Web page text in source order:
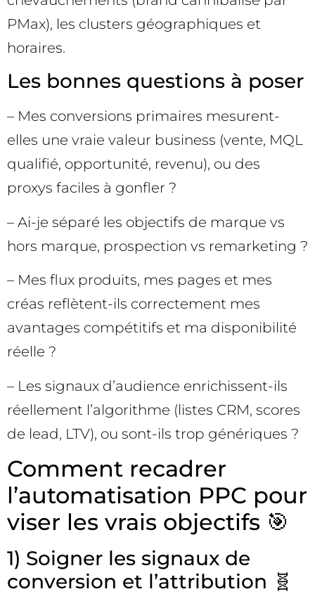
PMax), les clusters géographiques et
horaires.
Les bonnes questions à poser
– Mes conversions primaires mesurent-
elles une vraie valeur business (vente, MQL
qualifié, opportunité, revenu), ou des
proxys faciles à gonfler ?
– Ai-je séparé les objectifs de marque vs
hors marque, prospection vs remarketing ?
– Mes flux produits, mes pages et mes
créas reflètent-ils correctement mes
avantages compétitifs et ma disponibilité
réelle ?
– Les signaux d’audience enrichissent-ils
réellement l’algorithme (listes CRM, scores
de lead, LTV), ou sont-ils trop génériques ?
Comment recadrer
l’automatisation PPC pour
viser les vrais objectifs 🎯
1) Soigner les signaux de
conversion et l’attribution 🧬